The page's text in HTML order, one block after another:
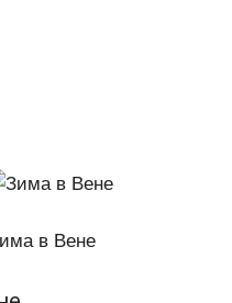
в Вене